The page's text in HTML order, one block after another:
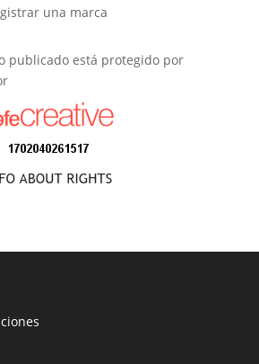
una marca
publicado está protegido por